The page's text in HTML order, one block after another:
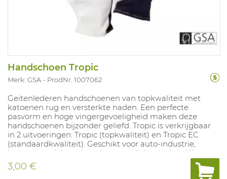
Handschoen Tropic
Merk: GSA ProdNr. 1007062
Geitenlederen handschoenen van topkwaliteit met
katoenen rug en versterkte naden. Een perfecte
pasvorm en hoge vingergevoeligheid maken deze
handschoenen bijzonder geliefd. Tropic is verkrijgbaar
in 2 uitvoeringen: Tropic (topkwaliteit) en Tropic EC
(standaardkwaliteit). Geschikt voor auto-industrie,
luchtvaart, elektronica, algemene lichte industriële
toepassingen. Maten: 7-11.
3,00 €